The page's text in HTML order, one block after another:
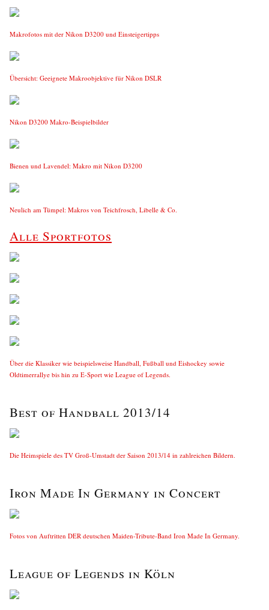
Makrofotos mit der Nikon D3200 und Einsteigertipps
Übersicht: Geeignete Makroobjektive für Nikon DSLR
Nikon D3200 Makro-Beispielbilder
Bienen und Lavendel: Makro mit Nikon D3200
Neulich am Tümpel: Makros von Teichfrosch, Libelle & Co.
Alle Sportfotos
Über die Klassiker wie beispielsweise Handball, Fußball und Eishockey sowie
Oldtimerrallye bis hin zu E-Sport wie League of Legends.
Best of Handball 2013/14
Die Heimspiele des TV Groß-Umstadt der Saison 2013/14 in zahlreichen Bildern.
Iron Made In Germany in Concert
Fotos von Auftritten DER deutschen Maiden-Tribute-Band Iron Made In Germany.
League of Legends in Köln